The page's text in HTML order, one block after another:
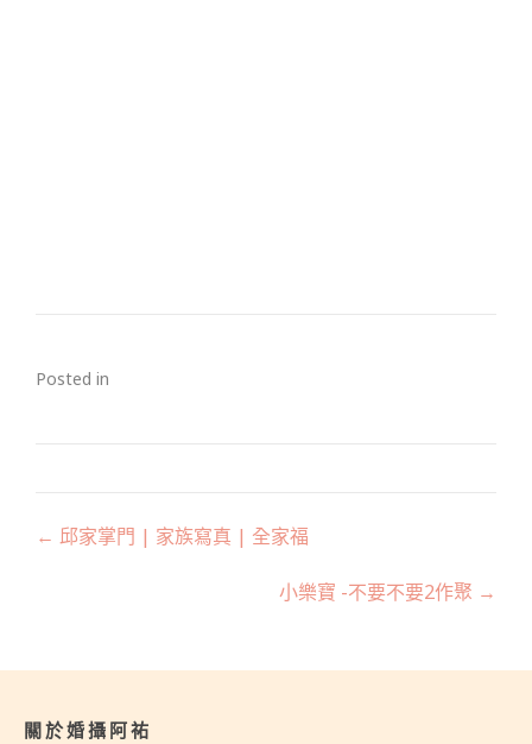
Posted in
Posts
← 邱家掌門 | 家族寫真 | 全家福
小樂寶 -不要不要2作聚 →
關於婚攝阿祐